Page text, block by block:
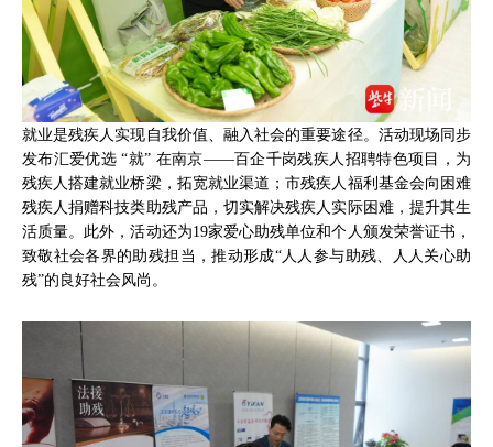
就业是残疾人实现自我价值、融入社会的重要途径。活动现场同步
发布汇爱优选 “就” 在南京——百企千岗残疾人招聘特色项目，为
残疾人搭建就业桥梁，拓宽就业渠道；市残疾人福利基金会向困难
残疾人捐赠科技类助残产品，切实解决残疾人实际困难，提升其生
活质量。此外，活动还为19家爱心助残单位和个人颁发荣誉证书，
致敬社会各界的助残担当，推动形成“人人参与助残、人人关心助
残”的良好社会风尚。